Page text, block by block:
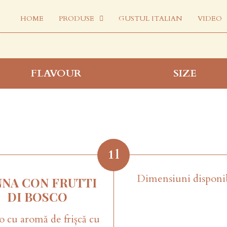
HOME PRODUSE GUSTUL ITALIAN VIDEO
FLAVOUR SIZE
1l
CON FRUTTI
DI BOSCO
cu aromă de frișcă cu
Dimensiuni